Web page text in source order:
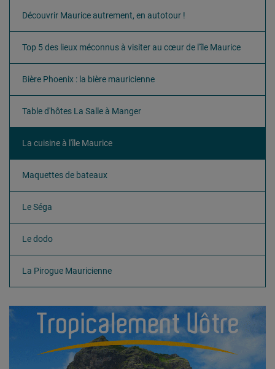
Découvrir Maurice autrement, en autotour !
Top 5 des lieux méconnus à visiter au cœur de l'île Maurice
Bière Phoenix : la bière mauricienne
Table d'hôtes La Salle à Manger
La cuisine à l'île Maurice
Maquettes de bateaux
Le Séga
Le dodo
La Pirogue Mauricienne